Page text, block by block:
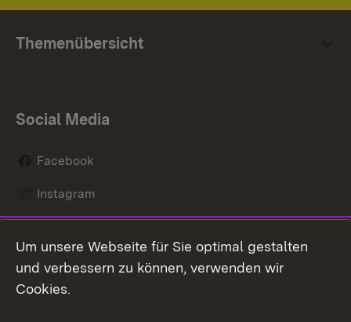
Themenübersicht
Social Media
Facebook
Instagram
Mastodon
Youtube
Um unsere Webseite für Sie optimal gestalten
und verbessern zu können, verwenden wir
Cookies.